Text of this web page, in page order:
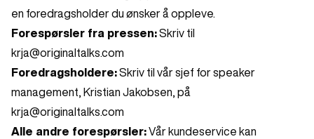
en foredragsholder du ønsker å oppleve.
Forespørsler fra pressen:Skriv til
krja@originaltalks.com
Foredragsholdere:Skriv til vår sjef for speaker
management, Kristian Jakobsen, på
krja@originaltalks.com
Alle andre forespørsler:Vår kundeservice kan